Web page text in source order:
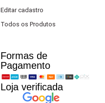
Editar cadastro
Todos os Produtos
Formas de
Pagamento​
Loja verificada